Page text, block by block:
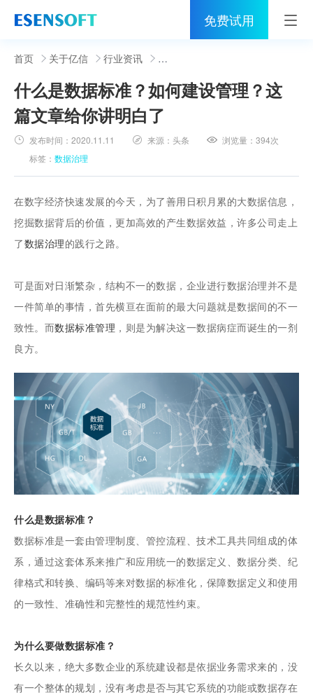
免费试用
首页
睿治
解决方案
伙伴
社区
关于亿信
400-0011-866
首页 关于亿信 行业资讯
什么是数据标准？如何建设管理？这
篇文章给你讲明白了
发布时间：2020.11.11 来源：头条 浏览量：394次
标签：数据治理
在数字经济快速发展的今天，为了善用日积月累的大数据信息，
挖掘数据背后的价值，更加高效的产生数据效益，许多公司走上
了数据治理的践行之路。
可是面对日渐繁杂，结构不一的数据，企业进行数据治理并不是
一件简单的事情，首先横亘在面前的最大问题就是数据间的不一
致性。而数据标准管理 ，则是为解决这一数据病症而诞生的一剂
良方。
什么是数据标准？
数据标准是一套由管理制度、管控流程、技术工具共同组成的体
系，通过这套体系来推广和应用统一的数据定义、数据分类、纪
律格式和转换、编码等来对数据的标准化，保障数据定义和使用
的一致性、准确性和完整性的规范性约束。
为什么要做数据标准？
长久以来，绝大多数企业的系统建设都是依据业务需求来的，没
有一个整体的规划，没有考虑是否与其它系统的功能或数据存在